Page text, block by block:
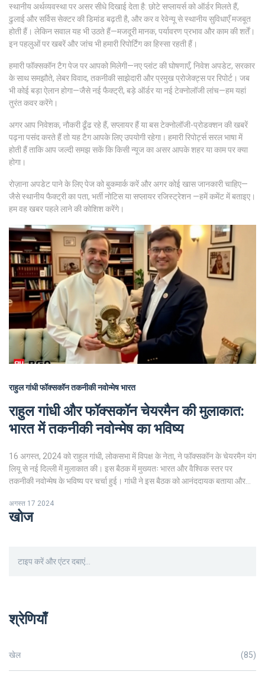
स्थानीय अर्थव्यवस्था पर असर सीधे दिखाई देता है: छोटे सप्लायर्स को ऑर्डर मिलते हैं,
ढुलाई और सर्विस सेक्टर की डिमांड बढ़ती है, और कर व रेवेन्यू से स्थानीय सुविधाएँ मजबूत
होती हैं। लेकिन सवाल यह भी उठते हैं—मजदूरी मानक, पर्यावरण प्रभाव और काम की शर्तें।
इन पहलुओं पर खबरें और जांच भी हमारी रिपोर्टिंग का हिस्सा रहती हैं।
हमारी फॉक्सकॉन टैग पेज पर आपको मिलेगी—नए प्लांट की घोषणाएँ, निवेश अपडेट, सरकार
के साथ समझौते, लेबर विवाद, तकनीकी साझेदारी और प्रमुख प्रोजेक्ट्स पर रिपोर्ट। जब
भी कोई बड़ा ऐलान होगा—जैसे नई फैक्ट्री, बड़े ऑर्डर या नई टेक्नोलॉजी लांच—हम यहां
तुरंत कवर करेंगे।
अगर आप निवेशक, नौकरी ढूँढ रहे हैं, सप्लायर हैं या बस टेक्नोलॉजी-प्रोडक्शन की खबरें
पढ़ना पसंद करते हैं तो यह टैग आपके लिए उपयोगी रहेगा। हमारी रिपोर्ट्स सरल भाषा में
होती हैं ताकि आप जल्दी समझ सकें कि किसी न्यूज का असर आपके शहर या काम पर क्या
होगा।
रोज़ाना अपडेट पाने के लिए पेज को बुकमार्क करें और अगर कोई खास जानकारी चाहिए—
जैसे स्थानीय फैक्ट्री का पता, भर्ती नोटिस या सप्लायर रजिस्ट्रेशन —हमें कमेंट में बताइए।
हम वह खबर पहले लाने की कोशिश करेंगे।
राहुल गांधीफॉक्सकॉनतकनीकी नवोन्मेषभारत
राहुल गांधी और फॉक्सकॉन चेयरमैन की मुलाकात:
भारत में तकनीकी नवोन्मेष का भविष्य
16 अगस्त, 2024 को राहुल गांधी, लोकसभा में विपक्ष के नेता, ने फॉक्सकॉन के चेयरमैन यंग
लियू से नई दिल्ली में मुलाकात की। इस बैठक में मुख्यतः भारत और वैश्विक स्तर पर
तकनीकी नवोन्मेष के भविष्य पर चर्चा हुई। गांधी ने इस बैठक को आनंददायक बताया और
अगस्त 17 2024
खोज
श्रेणियाँ
खेल (85)